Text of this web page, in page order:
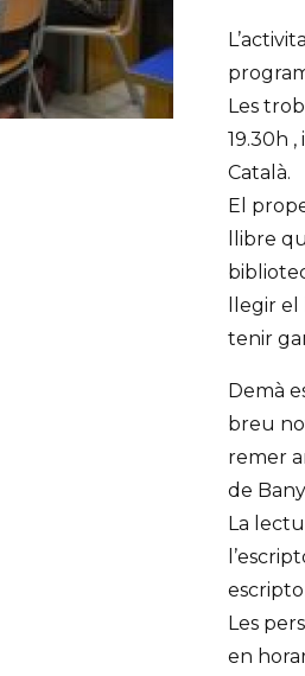
Les
19.30h
Català.
El
llibre
llegir
tenir
Demà
breu
remer
de
La
Les
en